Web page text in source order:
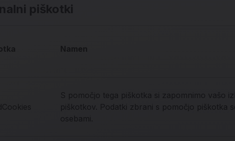
piškotki
Namen
S pomočjo tega piškotka si zapomnimo vašo
piškotkov. Podatki zbrani s pomočjo piškotka
osebami.